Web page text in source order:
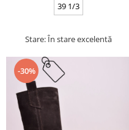
39 1/3
Stare: În stare excelentă
-30%